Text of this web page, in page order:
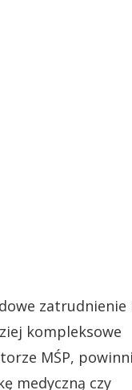
zatrudnienie
kompleksowe
MŚP, powinni
medyczną czy